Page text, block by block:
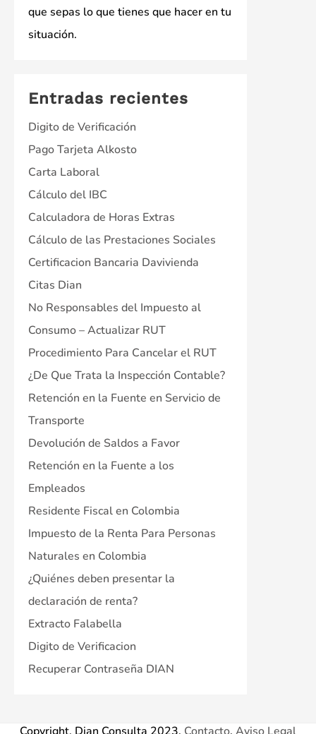
que sepas lo que tienes que hacer en tu
situación.
Entradas recientes
Digito de Verificación
Pago Tarjeta Alkosto
Carta Laboral
Cálculo del IBC
Calculadora de Horas Extras
Cálculo de las Prestaciones Sociales
Certificacion Bancaria Davivienda
Citas Dian
No Responsables del Impuesto al
Consumo – Actualizar RUT
Procedimiento Para Cancelar el RUT
¿De Que Trata la Inspección Contable?
Retención en la Fuente en Servicio de
Transporte
Devolución de Saldos a Favor
Retención en la Fuente a los
Empleados
Residente Fiscal en Colombia
Impuesto de la Renta Para Personas
Naturales en Colombia
¿Quiénes deben presentar la
declaración de renta?
Extracto Falabella
Digito de Verificacion
Recuperar Contraseña DIAN
Copyright. Dian Consulta 2023. Contacto. Aviso Legal